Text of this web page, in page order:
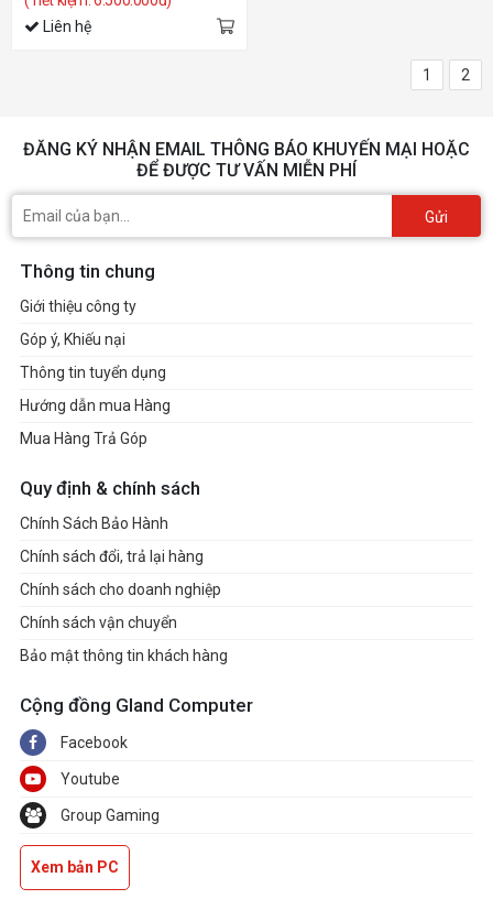
Liên hệ
1 2
ĐĂNG KÝ NHẬN EMAIL THÔNG BÁO KHUYẾN MẠI HOẶC
ĐỂ ĐƯỢC TƯ VẤN MIỄN PHÍ
Gửi
Thông tin chung
Giới thiệu công ty
Góp ý, Khiếu nại
Thông tin tuyển dụng
Hướng dẫn mua Hàng
Mua Hàng Trả Góp
Quy định & chính sách
Chính Sách Bảo Hành
Chính sách đổi, trả lại hàng
Chính sách cho doanh nghiệp
Chính sách vận chuyển
Bảo mật thông tin khách hàng
Cộng đồng Gland Computer
Facebook
Youtube
Group Gaming
Xem bản PC